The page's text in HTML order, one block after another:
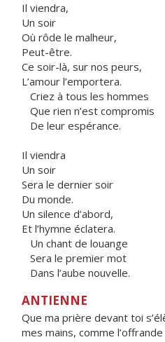
Il viendra,
Un soir
Où rôde le malheur,
Peut-être.
Ce soir-là, sur nos peurs,
L’amour l’emportera.
Criez à tous les hommes
Que rien n’est compromis
De leur espérance.
Il viendra
Un soir
Sera le dernier soir
Du monde.
Un silence d’abord,
Et l’hymne éclatera.
Un chant de louange
Sera le premier mot
Dans l’aube nouvelle.
ANTIENNE
Que ma prière devant toi
mes mains, comme